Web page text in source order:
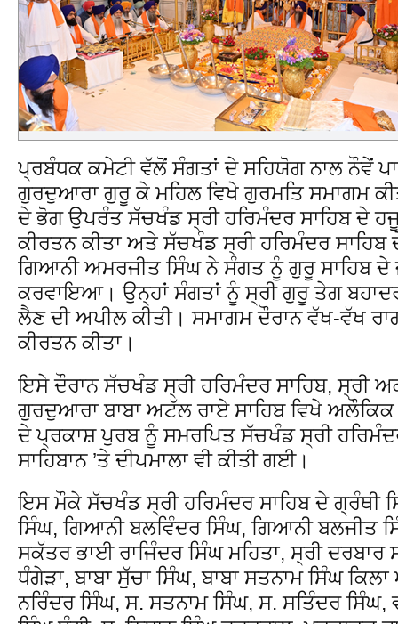
ਪ੍ਰਬੰਧਕ ਕਮੇਟੀ ਵੱਲੋਂ ਸੰਗਤਾਂ ਦੇ ਸਹਿਯੋਗ ਨਾਲ ਨੌਵੇਂ
ਗੁਰਦੁਆਰਾ ਗੁਰੂ ਕੇ ਮਹਿਲ ਵਿਖੇ ਗੁਰਮਤਿ ਸਮਾਗਮ
ਦੇ ਭੋਗ ਉਪਰੰਤ ਸੱਚਖੰਡ ਸ੍ਰੀ ਹਰਿਮੰਦਰ ਸਾਹਿਬ ਦੇ
ਕੀਰਤਨ ਕੀਤਾ ਅਤੇ ਸੱਚਖੰਡ ਸ੍ਰੀ ਹਰਿਮੰਦਰ ਸਾਹਿਬ
ਗਿਆਨੀ ਅਮਰਜੀਤ ਸਿੰਘ ਨੇ ਸੰਗਤ ਨੂੰ ਗੁਰੂ ਸਾਹਿਬ ਦੇ
ਕਰਵਾਇਆ। ਉਨ੍ਹਾਂ ਸੰਗਤਾਂ ਨੂੰ ਸ੍ਰੀ ਗੁਰੂ ਤੇਗ ਬਹਾਦਰ
ਲੈਣ ਦੀ ਅਪੀਲ ਕੀਤੀ। ਸਮਾਗਮ ਦੌਰਾਨ ਵੱਖ-ਵੱਖ
ਕੀਰਤਨ ਕੀਤਾ।
ਇਸੇ ਦੌਰਾਨ ਸੱਚਖੰਡ ਸ੍ਰੀ ਹਰਿਮੰਦਰ ਸਾਹਿਬ, ਸ੍ਰੀ
ਗੁਰਦੁਆਰਾ ਬਾਬਾ ਅਟੱਲ ਰਾਏ ਸਾਹਿਬ ਵਿਖੇ
ਦੇ ਪ੍ਰਕਾਸ਼ ਪੁਰਬ ਨੂੰ ਸਮਰਪਿਤ ਸੱਚਖੰਡ ਸ੍ਰੀ
ਸਾਹਿਬਾਨ ’ਤੇ ਦੀਪਮਾਲਾ ਵੀ ਕੀਤੀ ਗਈ।
ਇਸ ਮੌਕੇ ਸੱਚਖੰਡ ਸ੍ਰੀ ਹਰਿਮੰਦਰ ਸਾਹਿਬ ਦੇ ਗ੍ਰੰਥੀ
ਸਿੰਘ, ਗਿਆਨੀ ਬਲਵਿੰਦਰ ਸਿੰਘ, ਗਿਆਨੀ ਬਲਜੀਤ
ਸਕੱਤਰ ਭਾਈ ਰਾਜਿੰਦਰ ਸਿੰਘ ਮਹਿਤਾ, ਸ੍ਰੀ
ਧੰਗੇੜਾ, ਬਾਬਾ ਸੁੱਚਾ ਸਿੰਘ, ਬਾਬਾ ਸਤਨਾਮ ਸਿੰਘ
ਨਰਿੰਦਰ ਸਿੰਘ, ਸ. ਸਤਨਾਮ ਸਿੰਘ, ਸ. ਸਤਿੰਦਰ